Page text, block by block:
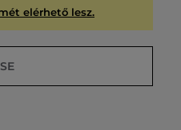
elérhető lesz.